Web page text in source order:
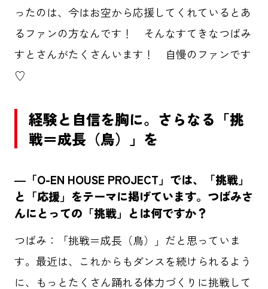
ったのは、今はお空から応援してくれているとあ
るファンの方なんです！ そんなすてきなつばみ
すとさんがたくさんいます！ 自慢のファンです
♡
経験と自信を胸に。さらなる「挑
戦＝成長（鳥）」を
―「O-EN HOUSE PROJECT」では、「挑戦」
と「応援」をテーマに掲げています。つばみさ
んにとっての「挑戦」とは何ですか？
つばみ：「挑戦＝成長（鳥）」だと思っていま
す。最近は、これからもダンスを続けられるよう
に、もっとたくさん踊れる体力づくりに挑戦して